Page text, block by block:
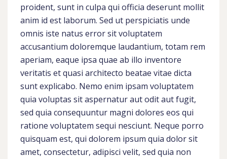
proident, sunt in culpa qui officia deserunt mollit
anim id est laborum. Sed ut perspiciatis unde
omnis iste natus error sit voluptatem
accusantium doloremque laudantium, totam rem
aperiam, eaque ipsa quae ab illo inventore
veritatis et quasi architecto beatae vitae dicta
sunt explicabo. Nemo enim ipsam voluptatem
quia voluptas sit aspernatur aut odit aut fugit,
sed quia consequuntur magni dolores eos qui
ratione voluptatem sequi nesciunt. Neque porro
quisquam est, qui dolorem ipsum quia dolor sit
amet, consectetur, adipisci velit, sed quia non